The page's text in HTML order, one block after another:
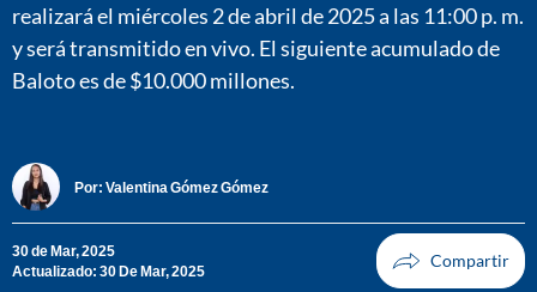
realizará el miércoles 2 de abril de 2025 a las 11:00 p. m.
y será transmitido en vivo. El siguiente acumulado de
Baloto es de $10.000 millones.
Por: Valentina Gómez Gómez
30 de Mar, 2025
Actualizado: 30 De Mar, 2025